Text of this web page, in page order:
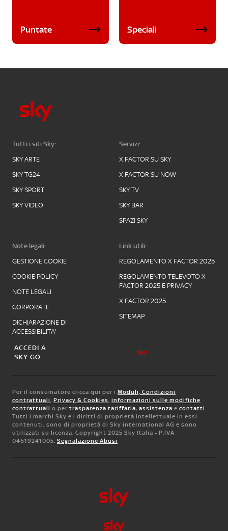
Puntate Speciali
Tutti i siti Sky:
SKY ARTE
SKY TG24
SKY SPORT
SKY VIDEO
Servizi:
X FACTOR SU SKY
X FACTOR SU NOW
SKY TV
SKY BAR
SPAZI SKY
Note legali:
GESTIONE COOKIE
COOKIE POLICY
NOTE LEGALI
CORPORATE
DICHIARAZIONE DI
ACCESSIBILITA'
Link utili:
REGOLAMENTO X FACTOR 2025
REGOLAMENTO TELEVOTO X
FACTOR 2025 E PRIVACY
X FACTOR 2025
SITEMAP
ACCEDI A
SKY GO
Per il consumatore clicca qui per i Moduli, Condizioni
contrattuali, Privacy & Cookies, informazioni sulle modifiche
contrattuali o per trasparenza tariffaria, assistenza e contatti.
Tutti i marchi Sky e i diritti di proprietà intellettuale in essi
contenuti, sono di proprietà di Sky international AG e sono
utilizzati su licenza. Copyright 2025 Sky Italia - P.IVA
04619241005. Segnalazione Abusi